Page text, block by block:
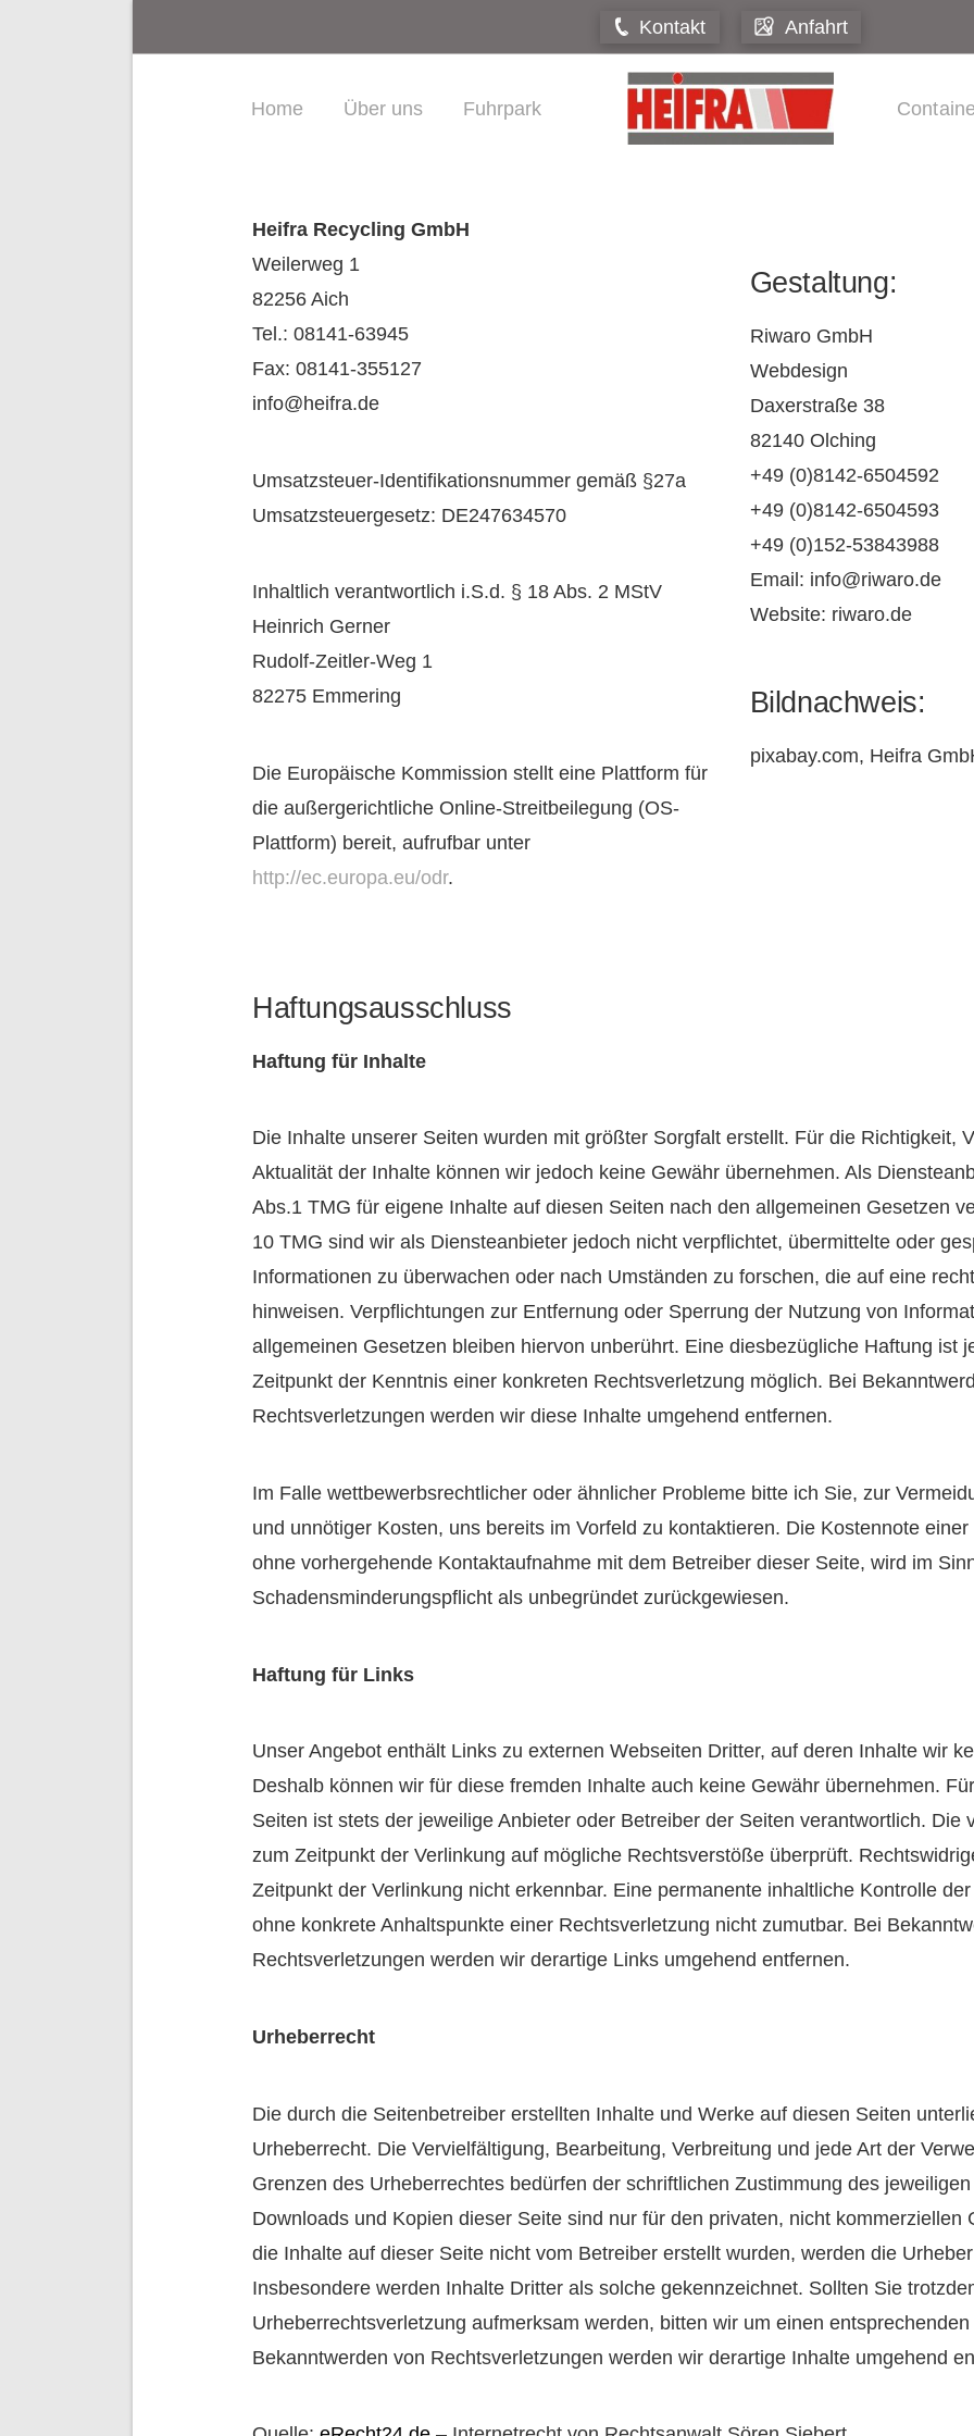
Kontakt Anfahrt
Home Über uns Fuhrpark
Heifra Recycling GmbH
Weilerweg 1
82256 Aich
Tel.: 08141-63945
Fax: 08141-355127
info@heifra.de
Umsatzsteuer-Identifikationsnummer gemäß §27a
Umsatzsteuergesetz: DE247634570
Inhaltlich verantwortlich i.S.d. § 18 Abs. 2 MStV
Heinrich Gerner
Rudolf-Zeitler-Weg 1
82275 Emmering
Die Europäische Kommission stellt eine Plattform für
die außergerichtliche Online-Streitbeilegung (OS-
Plattform) bereit, aufrufbar unter
http://ec.europa.eu/odr.
Gestaltung:
Riwaro GmbH
Webdesign
Daxerstraße 38
82140 Olching
+49 (0)8142-6504592
+49 (0)8142-6504593
+49 (0)152-53843988
Email: info@riwaro.de
Website: riwaro.de
Bildnachweis:
pixabay.com, Heifra
Haftungsausschluss
Haftung für Inhalte
Die Inhalte unserer Seiten wurden mit größter Sorgfalt erstellt. Für die Richtigkeit,
Aktualität der Inhalte können wir jedoch keine Gewähr übernehmen. Als
Abs.1 TMG für eigene Inhalte auf diesen Seiten nach den allgemeinen Gesetzen
10 TMG sind wir als Diensteanbieter jedoch nicht verpflichtet, übermittelte oder
Informationen zu überwachen oder nach Umständen zu forschen, die auf eine
hinweisen. Verpflichtungen zur Entfernung oder Sperrung der Nutzung von
allgemeinen Gesetzen bleiben hiervon unberührt. Eine diesbezügliche Haftung ist
Zeitpunkt der Kenntnis einer konkreten Rechtsverletzung möglich. Bei
Rechtsverletzungen werden wir diese Inhalte umgehend entfernen.
Im Falle wettbewerbsrechtlicher oder ähnlicher Probleme bitte ich Sie, zur
und unnötiger Kosten, uns bereits im Vorfeld zu kontaktieren. Die Kostennote
ohne vorhergehende Kontaktaufnahme mit dem Betreiber dieser Seite, wird im
Schadensminderungspflicht als unbegründet zurückgewiesen.
Haftung für Links
Unser Angebot enthält Links zu externen Webseiten Dritter, auf deren Inhalte wir
Deshalb können wir für diese fremden Inhalte auch keine Gewähr übernehmen.
Seiten ist stets der jeweilige Anbieter oder Betreiber der Seiten verantwortlich. Die
zum Zeitpunkt der Verlinkung auf mögliche Rechtsverstöße überprüft.
Zeitpunkt der Verlinkung nicht erkennbar. Eine permanente inhaltliche Kontrolle
ohne konkrete Anhaltspunkte einer Rechtsverletzung nicht zumutbar. Bei
Rechtsverletzungen werden wir derartige Links umgehend entfernen.
Urheberrecht
Die durch die Seitenbetreiber erstellten Inhalte und Werke auf diesen Seiten
Urheberrecht. Die Vervielfältigung, Bearbeitung, Verbreitung und jede Art der
Grenzen des Urheberrechtes bedürfen der schriftlichen Zustimmung des
Downloads und Kopien dieser Seite sind nur für den privaten, nicht kommerziellen
die Inhalte auf dieser Seite nicht vom Betreiber erstellt wurden, werden die
Insbesondere werden Inhalte Dritter als solche gekennzeichnet. Sollten Sie
Urheberrechtsverletzung aufmerksam werden, bitten wir um einen
Bekanntwerden von Rechtsverletzungen werden wir derartige Inhalte umgehend